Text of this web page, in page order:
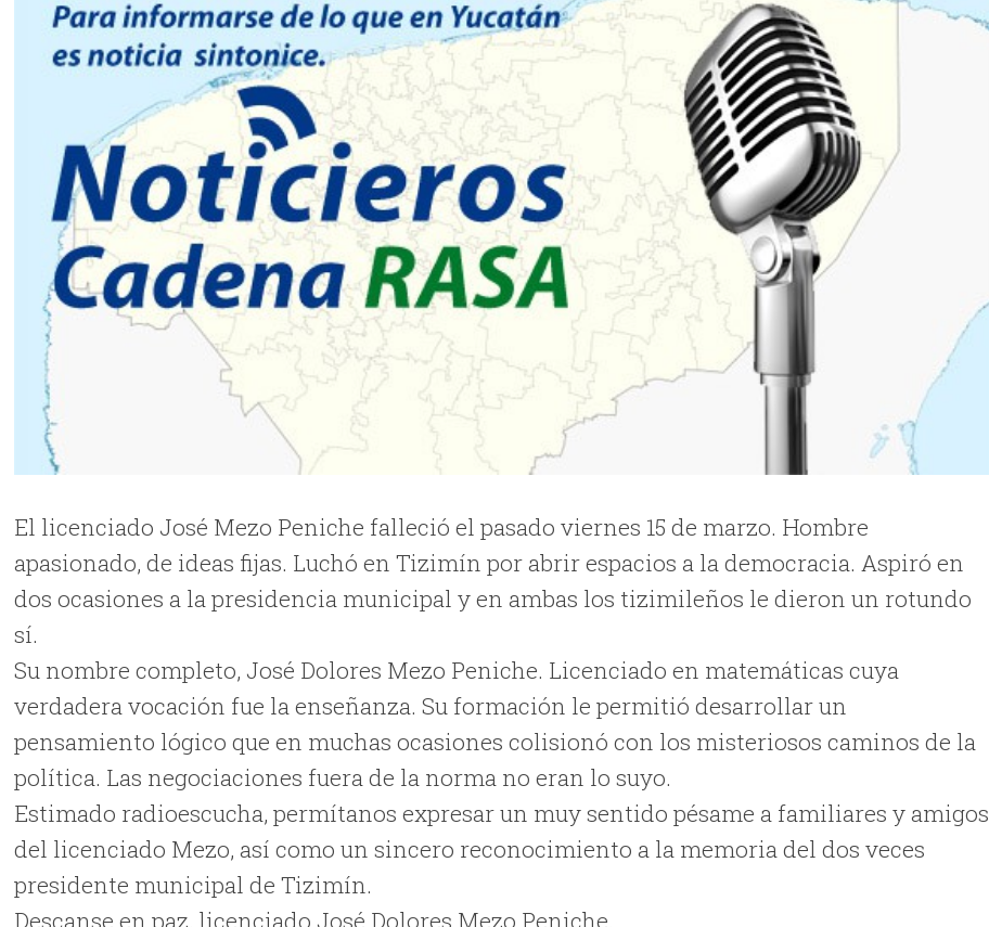
El licenciado José Mezo Peniche falleció el pasado viernes 15 de marzo. Hombre
apasionado, de ideas fijas. Luchó en Tizimín por abrir espacios a la democracia. Aspiró en
dos ocasiones a la presidencia municipal y en ambas los tizimileños le dieron un rotundo
sí.
Su nombre completo, José Dolores Mezo Peniche. Licenciado en matemáticas cuya
verdadera vocación fue la enseñanza. Su formación le permitió desarrollar un
pensamiento lógico que en muchas ocasiones colisionó con los misteriosos caminos de la
política. Las negociaciones fuera de la norma no eran lo suyo.
Estimado radioescucha, permítanos expresar un muy sentido pésame a familiares y amigos
del licenciado Mezo, así como un sincero reconocimiento a la memoria del dos veces
presidente municipal de Tizimín.
Descanse en paz, licenciado José Dolores Mezo Peniche.